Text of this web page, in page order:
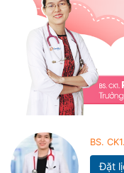
BS.
Đặt